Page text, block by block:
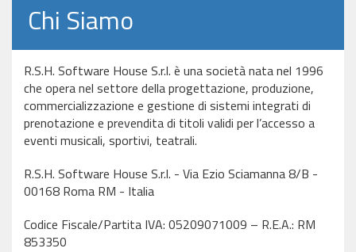
Chi Siamo
R.S.H. Software House S.r.l. è una società nata nel 1996
che opera nel settore della progettazione, produzione,
commercializzazione e gestione di sistemi integrati di
prenotazione e prevendita di titoli validi per l’accesso a
eventi musicali, sportivi, teatrali.
R.S.H. Software House S.r.l. - Via Ezio Sciamanna 8/B -
00168 Roma RM - Italia
Codice Fiscale/Partita IVA: 05209071009 – R.E.A.: RM
853350